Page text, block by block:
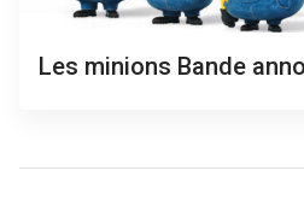
Les minions Bande